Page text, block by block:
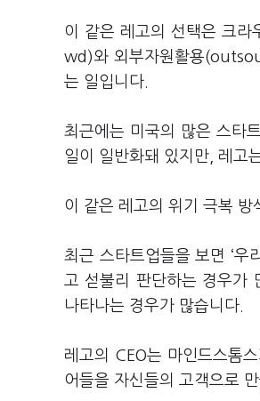
이 같은 레고의 선택은 크라
wd)와 외부자원활용
는 일입니다.
최근에는 미국의 많은 스타
일이 일반화돼 있지만, 레고
이 같은 레고의 위기 극복 방
최근 스타트업들을 보면 ‘우
고 섣불리 판단하는 경우가
나타나는 경우가 많습니다.
레고의 CEO는 마인드스톰
어들을 자신들의 고객으로